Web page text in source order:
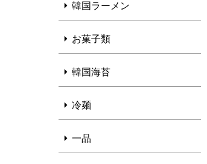
韓国ラーメン
お菓子類
韓国海苔
冷麺
一品